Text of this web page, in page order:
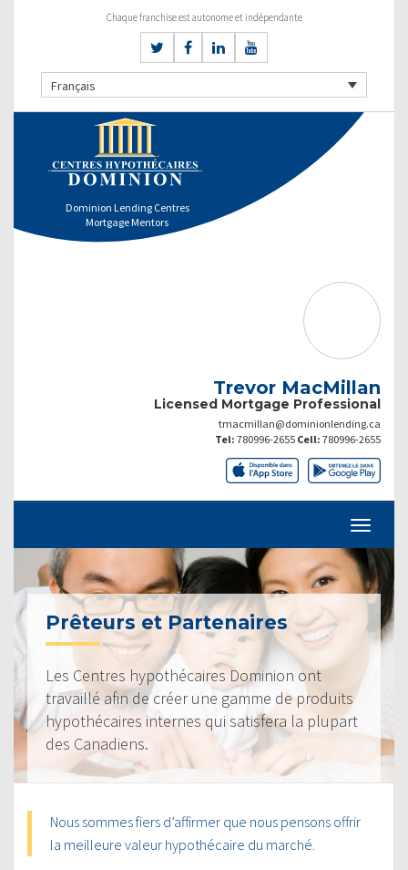
Chaque franchise est autonome et indépendante
Français
Dominion Lending Centres
Mortgage Mentors
Trevor MacMillan
Licensed Mortgage Professional
tmacmillan@dominionlending.ca
Tel: 780996-2655 Cell: 780996-2655
Prêteurs et Partenaires
Les Centres hypothécaires Dominion ont
travaillé afin de créer une gamme de produits
hypothécaires internes qui satisfera la plupart
des Canadiens.
Nous sommes fiers d’affirmer que nous pensons offrir
la meilleure valeur hypothécaire du marché.